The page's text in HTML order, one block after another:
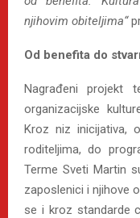
njihovim obiteljima“
Od benefita do
Nagrađeni projekt
organizacijske
Kroz niz inicijativa,
roditeljima, do
Terme Sveti Martin
zaposlenici i njihove
se i kroz standarde